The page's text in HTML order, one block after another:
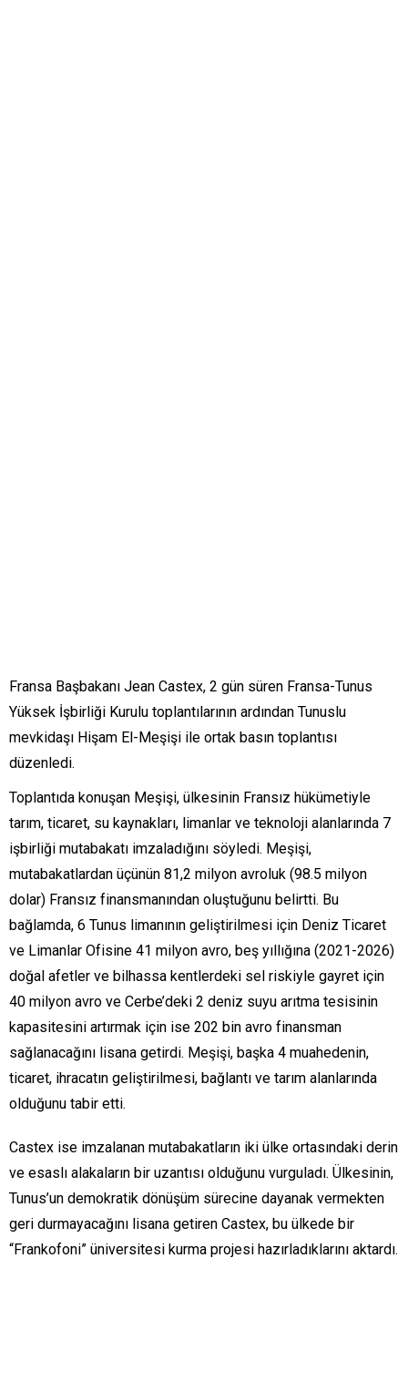
Fransa Başbakanı Jean Castex, 2 gün süren Fransa-Tunus
Yüksek İşbirliği Kurulu toplantılarının ardından Tunuslu
mevkidaşı Hişam El-Meşişi ile ortak basın toplantısı
düzenledi.
Toplantıda konuşan Meşişi, ülkesinin Fransız hükümetiyle
tarım, ticaret, su kaynakları, limanlar ve teknoloji alanlarında 7
işbirliği mutabakatı imzaladığını söyledi. Meşişi,
mutabakatlardan üçünün 81,2 milyon avroluk (98.5 milyon
dolar) Fransız finansmanından oluştuğunu belirtti. Bu
bağlamda, 6 Tunus limanının geliştirilmesi için Deniz Ticaret
ve Limanlar Ofisine 41 milyon avro, beş yıllığına (2021-2026)
doğal afetler ve bilhassa kentlerdeki sel riskiyle gayret için
40 milyon avro ve Cerbe’deki 2 deniz suyu arıtma tesisinin
kapasitesini artırmak için ise 202 bin avro finansman
sağlanacağını lisana getirdi. Meşişi, başka 4 muahedenin,
ticaret, ihracatın geliştirilmesi, bağlantı ve tarım alanlarında
olduğunu tabir etti.
Castex ise imzalanan mutabakatların iki ülke ortasındaki derin
ve esaslı alakaların bir uzantısı olduğunu vurguladı. Ülkesinin,
Tunus’un demokratik dönüşüm sürecine dayanak vermekten
geri durmayacağını lisana getiren Castex, bu ülkede bir
“Frankofoni” üniversitesi kurma projesi hazırladıklarını aktardı.